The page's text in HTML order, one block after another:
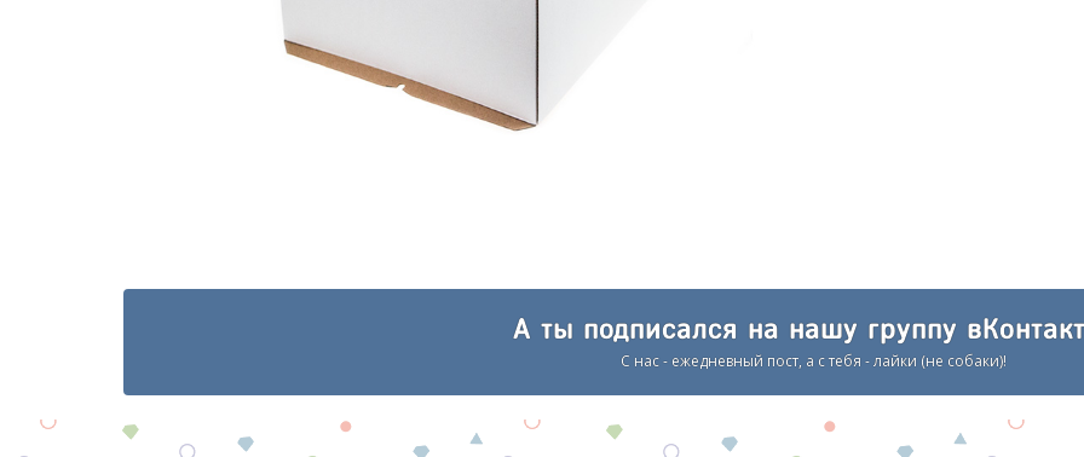
А ты подписался на нашу группу
С нас - ежедневный пост, а с тебя - лайки (не собаки)!